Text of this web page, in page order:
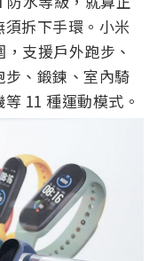
拆下手環。小米
支援戶外跑步、
、鍛鍊、室內騎
11 種運動模式。